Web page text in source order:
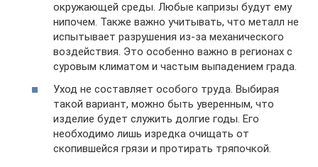
окружающей среды. Любые капризы будут ему
нипочем. Также важно учитывать, что металл не
испытывает разрушения из-за механического
воздействия. Это особенно важно в регионах с
суровым климатом и частым выпадением града.
Уход не составляет особого труда. Выбирая
такой вариант, можно быть уверенным, что
изделие будет служить долгие годы. Его
необходимо лишь изредка очищать от
скопившейся грязи и протирать тряпочкой.